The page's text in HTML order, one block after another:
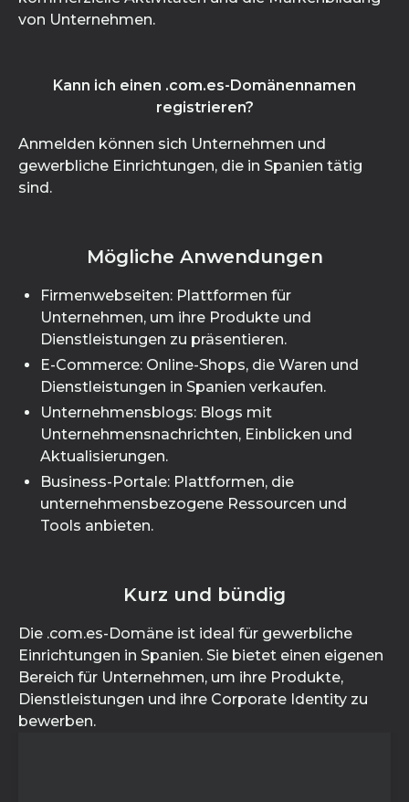
von Unternehmen.
Kann ich einen .com.es-Domänennamen
registrieren?
Anmelden können sich Unternehmen und
gewerbliche Einrichtungen, die in Spanien tätig
sind.
Mögliche Anwendungen
Firmenwebseiten: Plattformen für
Unternehmen, um ihre Produkte und
Dienstleistungen zu präsentieren.
E-Commerce: Online-Shops, die Waren und
Dienstleistungen in Spanien verkaufen.
Unternehmensblogs: Blogs mit
Unternehmensnachrichten, Einblicken und
Aktualisierungen.
Business-Portale: Plattformen, die
unternehmensbezogene Ressourcen und
Tools anbieten.
Kurz und bündig
Die .com.es-Domäne ist ideal für gewerbliche
Einrichtungen in Spanien. Sie bietet einen eigenen
Bereich für Unternehmen, um ihre Produkte,
Dienstleistungen und ihre Corporate Identity zu
bewerben.